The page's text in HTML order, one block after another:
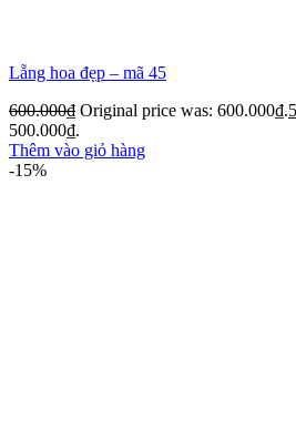
Lẵng hoa đẹp – mã 45
600.000₫ Original price was: 600.000₫.
500.000₫.
Thêm vào giỏ hàng
-15%